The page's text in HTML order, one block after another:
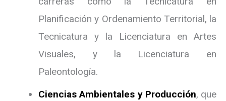
Planificación y Ordenamiento Territorial, la
Tecnicatura y la Licenciatura en Artes
Visuales, y la Licenciatura en
Paleontología.
Ciencias Ambientales y Producción, que